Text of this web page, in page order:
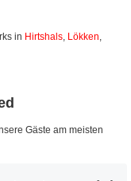
in Hirtshals, Lökken,
Gäste am meisten